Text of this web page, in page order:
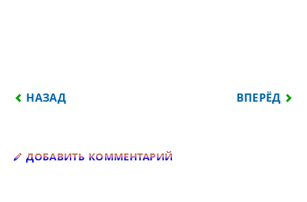
ПРЕДЫДУЩИЙ: ПРИРОДА НЕ ИМЕЕТ ОРГАНОВ
НАЗАД ВПЕРЁД
ДОБАВИТЬ КОММЕНТАРИЙ